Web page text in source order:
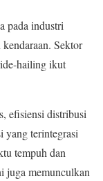
pada industri
Sektor
hailing ikut
efisiensi distribusi
yang terintegrasi
tempuh dan
juga memunculkan